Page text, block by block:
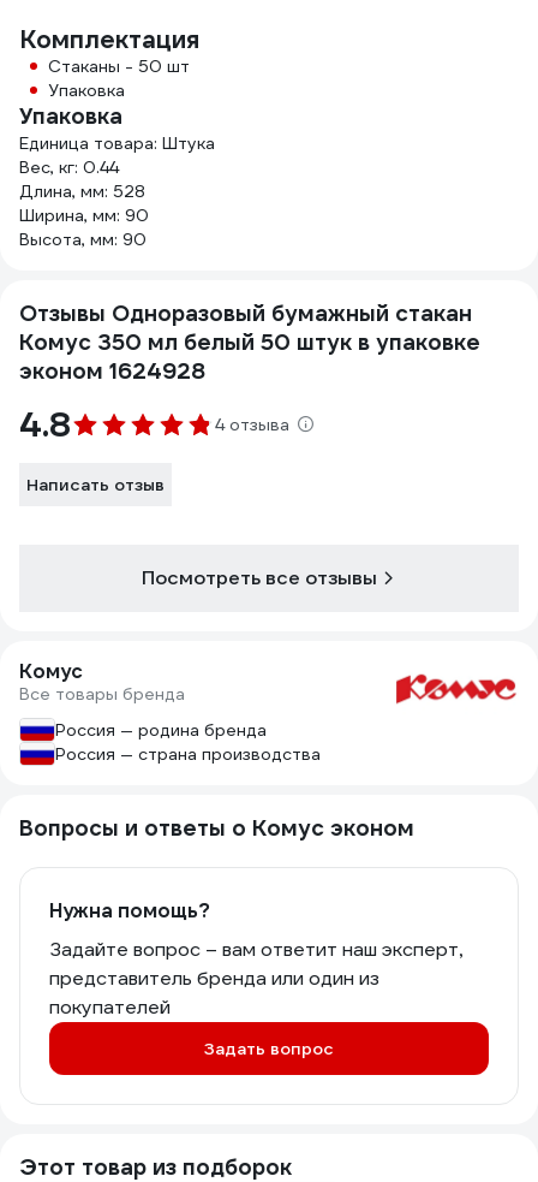
Комплектация
Стаканы - 50 шт
Упаковка
Упаковка
Единица товара: Штука
Вес, кг: 0.44
Длина, мм: 528
Ширина, мм: 90
Высота, мм: 90
Отзывы Одноразовый бумажный стакан
Комус 350 мл белый 50 штук в упаковке
эконом 1624928
4.8 4 отзыва
Написать отзыв
Посмотреть все отзывы
Комус
Все товары бренда
Россия — родина бренда
Россия — страна производства
Вопросы и ответы о Комус эконом
Нужна помощь?
Задайте вопрос – вам ответит наш эксперт,
представитель бренда или один из
покупателей
Задать вопрос
Этот товар из подборок